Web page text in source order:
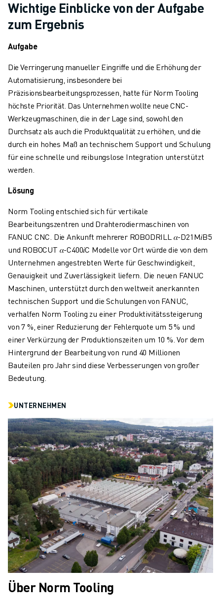
ÜBER FANUC
FANUC IN EUROPA
UNSERE STANDORTE
NACHHALTIGKEIT
GESTALTEN SIE IHRE ZUKUNFT MIT FANUC
JETZT BEWERBEN » KARRIEREPORTAL
KONTAKT
KONTAKT
STANDORTE
IMPRESSUM
Wichtige Einblicke von der Aufgabe
zum Ergebnis
Aufgabe
Die Verringerung manueller Eingriffe und die Erhöhung der
Automatisierung, insbesondere bei
Präzisionsbearbeitungsprozessen, hatte für Norm Tooling
höchste Priorität. Das Unternehmen wollte neue CNC-
Werkzeugmaschinen, die in der Lage sind, sowohl den
Durchsatz als auch die Produktqualität zu erhöhen, und die
durch ein hohes Maß an technischem Support und Schulung
für eine schnelle und reibungslose Integration unterstützt
werden.
Lösung
Norm Tooling entschied sich für vertikale
Bearbeitungszentren und Drahterodiermaschinen von
FANUC CNC. Die Ankunft mehrerer ROBODRILL 𝛼-D21M𝑖B5
und ROBOCUT 𝛼-C400𝑖C Modelle vor Ort würde die von dem
Unternehmen angestrebten Werte für Geschwindigkeit,
Genauigkeit und Zuverlässigkeit liefern. Die neuen FANUC
Maschinen, unterstützt durch den weltweit anerkannten
technischen Support und die Schulungen von FANUC,
verhalfen Norm Tooling zu einer Produktivitätssteigerung
von 7 %, einer Reduzierung der Fehlerquote um 5 % und
einer Verkürzung der Produktionszeiten um 10 %. Vor dem
Hintergrund der Bearbeitung von rund 40 Millionen
Bauteilen pro Jahr sind diese Verbesserungen von großer
Bedeutung.
UNTERNEHMEN
Über Norm Tooling